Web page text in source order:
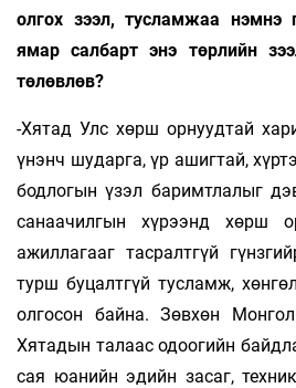
олгох зээл, тусламжаа нэмнэ
ямар салбарт энэ төрлийн
төлөвлөв?
-Хятад Улс хөрш орнуудтай
үнэнч шударга, үр ашигтай,
бодлогын үзэл баримтлалыг
санаачилгын хүрээнд хөрш
ажиллагааг тасралтгүй
турш буцалтгүй тусламж,
олгосон байна. Зөвхөн
Хятадын талаас одоогийн
сая юанийн эдийн засаг,